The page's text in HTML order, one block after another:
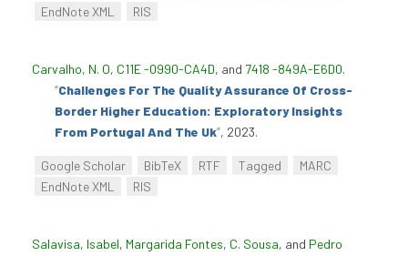
EndNote XML
RIS
Carvalho, N. O, C11E -0990-CA4D, and 7418 -849A-E6D0.
“Challenges For The Quality Assurance Of Cross-
Border Higher Education: Exploratory Insights
From Portugal And The Uk”, 2023.
Google Scholar BibTeX RTF Tagged
MARC
EndNote XML
RIS
Salavisa, Isabel, Margarida Fontes, C. Sousa, and Pedro